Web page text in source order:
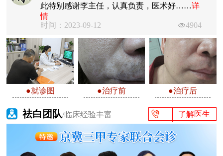
此特别感谢李主任，认真负责，医术好……详
情
时间：2023-09-12
4904
●就诊图 ●治疗前 ●治疗后
祛白团队/临床经验丰富 了解医生